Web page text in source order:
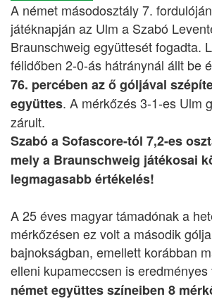
A német másodosztály 7.
játéknapján az Ulm a Szabó
Braunschweig együttesét fogadta.
félidőben 2-0-ás hátránynál állt be
76. percében az ő góljával
együttes. A mérkőzés 3-1-es Ulm
zárult.
Szabó a Sofascore-tól 7,2-es
mely a Braunschweig játékosai
legmagasabb értékelés!
A 25 éves magyar támadónak a
mérkőzésen ez volt a második
bajnokságban, emellett korábban
elleni kupameccsen is eredményes
német együttes színeiben 8